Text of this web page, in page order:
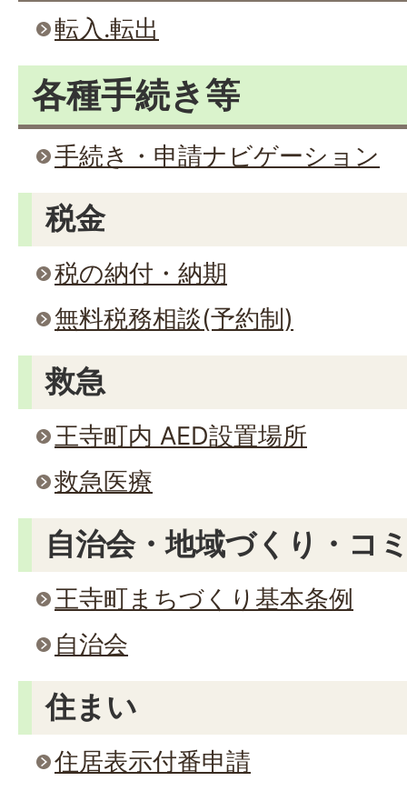
転入.転出
各種手続き等
手続き・申請ナビゲーション
税金
税の納付・納期
無料税務相談(予約制)
救急
王寺町内 AED設置場所
救急医療
自治会・地域づくり・コ
王寺町まちづくり基本条例
自治会
住まい
住居表示付番申請